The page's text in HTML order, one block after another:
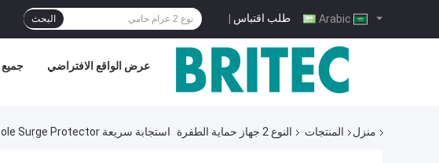
طلب اقتباس | البحث
جميع عرض الواقع الافتراضي
منزل المنتجات النوع 2 جهاز حماية الطفرة استجابة سريعة 40KA 275VAC Class C SPD Type 2 3 Pole Surge Protector